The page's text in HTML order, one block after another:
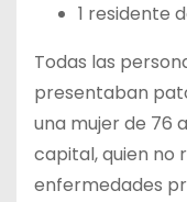
1 residente
Todas las
presentaban
una mujer de 76
capital, quien no
enfermedades